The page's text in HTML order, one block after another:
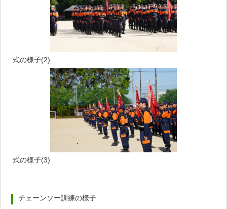
式の様子(2)
式の様子(3)
チェーンソー訓練の様子